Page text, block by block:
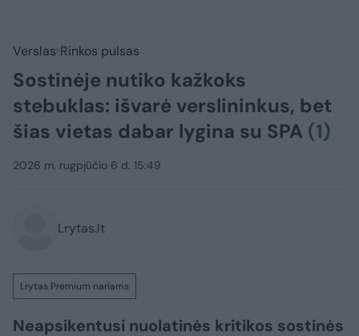
Verslas Rinkos pulsas
Sostinėje nutiko kažkoks
stebuklas: išvarė verslininkus, bet
šias vietas dabar lygina su SPA (1)
2026 m. rugpjūčio 6 d. 15:49
Lrytas.lt
Lrytas Premium nariams
Neapsikentusi nuolatinės kritikos sostinės